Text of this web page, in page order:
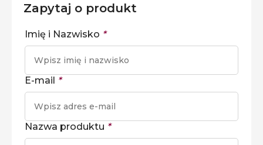
Zapytaj o produkt
Imię i Nazwisko *
E-mail *
Nazwa produktu *